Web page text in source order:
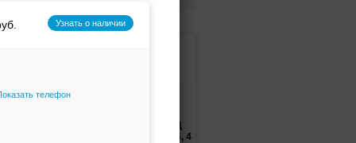
Узнать о наличии
телефон
Адрес
Героев Панфиловцев, 1 А ТЦ
«Оранжевый мир» пав.№416, 4